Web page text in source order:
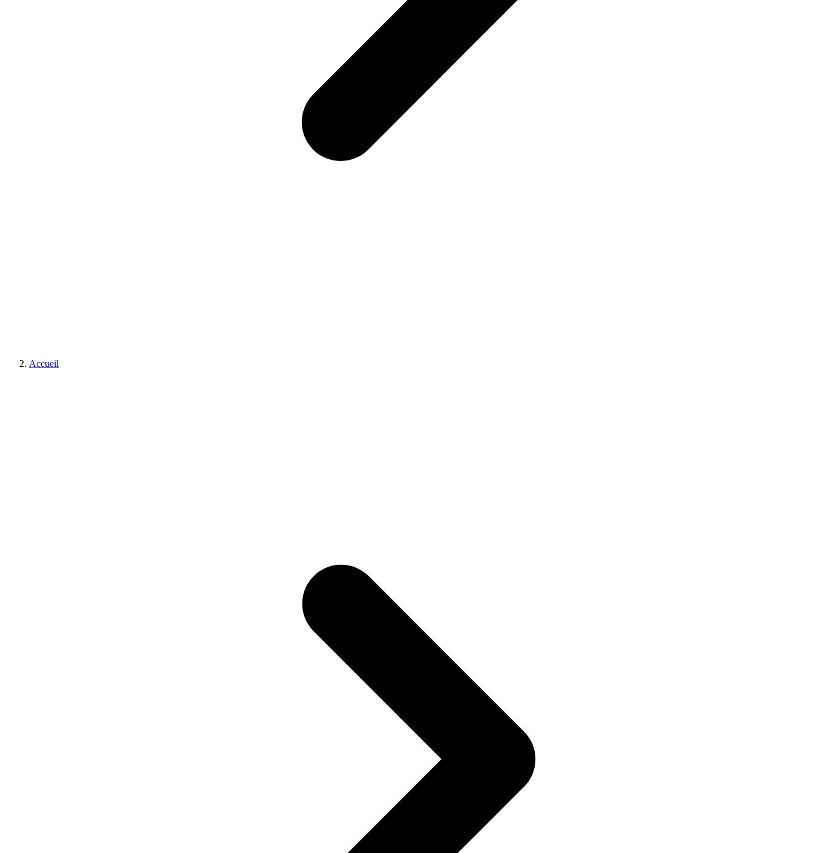
Accueil